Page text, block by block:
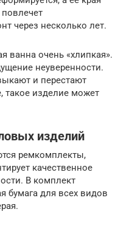
повлечет
через несколько лет.
ванна очень «хлипкая».
неуверенности.
и перестают
такое изделие может
изделий
ремкомплекты,
качественное
В комплект
бумага для всех видов